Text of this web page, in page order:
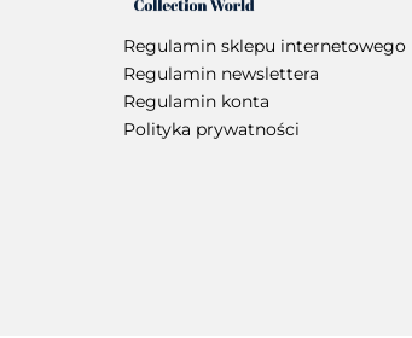
Regulamin sklepu internetowego
Regulamin newslettera
Regulamin konta
Polityka prywatności